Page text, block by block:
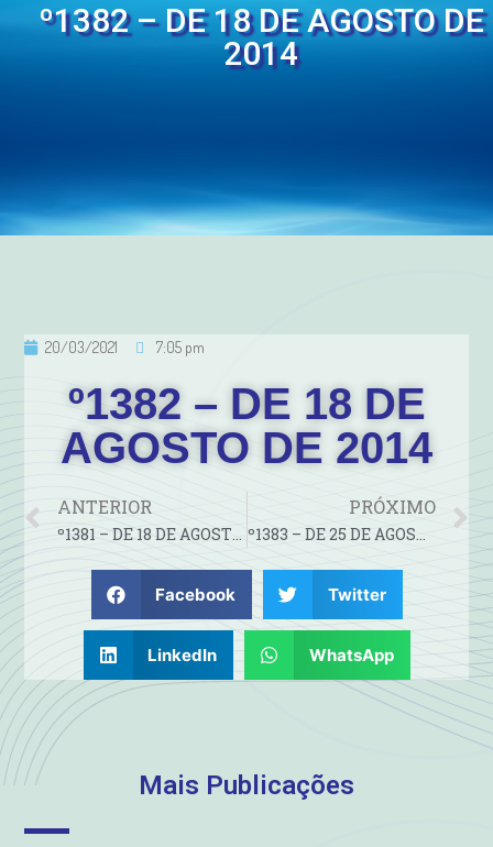
º1382 – DE 18 DE AGOSTO DE
2014
20/03/2021 7:05 pm
º1382 – DE 18 DE
AGOSTO DE 2014
ANTERIOR
º1381 – DE 18 DE AGOSTO DE 2014
PRÓXIMO
º1383 – DE 25 DE AGOSTO DE 2014
Facebook Twitter
LinkedIn WhatsApp
Mais Publicações